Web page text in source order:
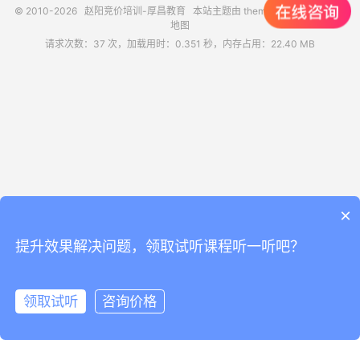
© 2010-2026 赵阳竞价培训-厚昌教育 本站主题由 themebetter提供网站
地图
请求次数：37 次，加载用时：0.351 秒，内存占用：22.40 MB
×
提升效果解决问题，领取试听课程听一听吧？
领取试听
咨询价格
领取试听